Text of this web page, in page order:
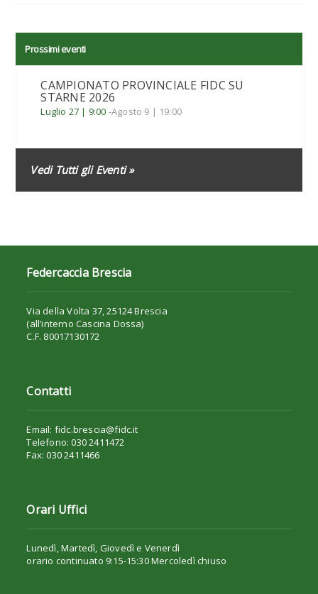
Prossimi eventi
CAMPIONATO PROVINCIALE FIDC SU
STARNE 2026
Luglio 27 | 9:00 -Agosto 9 | 19:00
Vedi Tutti gli Eventi »
Federcaccia Brescia
Via della Volta 37, 25124 Brescia
(all’interno Cascina Dossa)
C.F. 80017130172
Contatti
Email: fidc.brescia@fidc.it
Telefono: 030 2411472
Fax: 030 2411466
Orari Uffici
Lunedì, Martedì, Giovedì e Venerdì
orario continuato 9:15-15:30 Mercoledì chiuso